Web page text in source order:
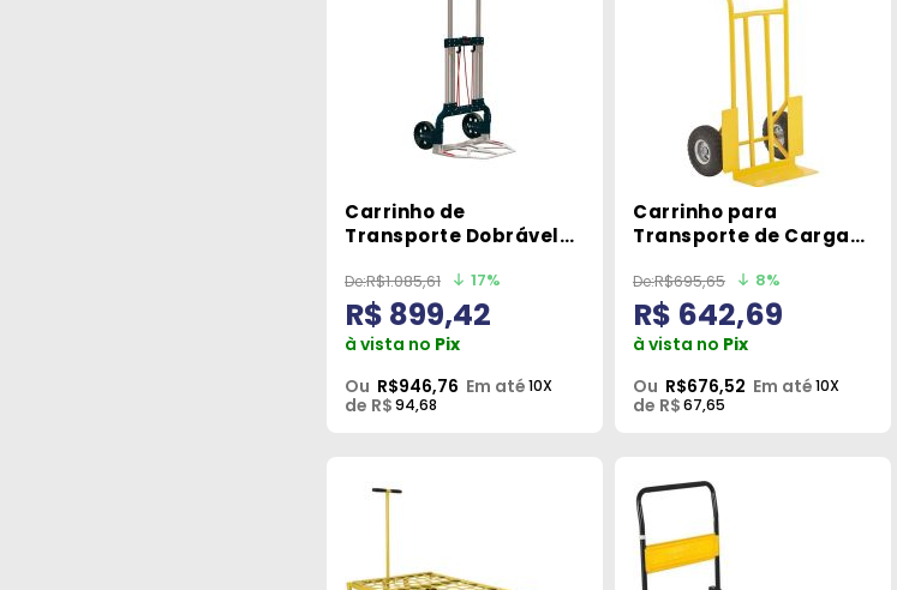
Carrinho de
Transporte Dobrável
R$1.085,61 17%
R$ 899,42
à vista no Pix
Ou R$946,76 Em até10X
de R$94,68
Carrinho para
Transporte de Carga
Vonder
R$695,65 8%
R$ 642,69
à vista no Pix
Ou R$676,52 Em até10X
de R$67,65